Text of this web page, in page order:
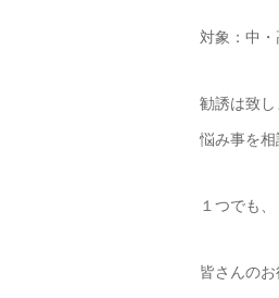
対象：中
勧誘は致し
悩み事を相
１つでも
皆さんの